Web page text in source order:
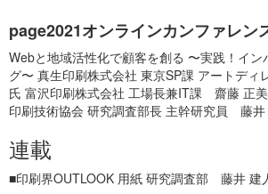
page2021オンラインカンファレン
Webと地域活性化で顧客を創る 〜実践！イン
グ〜 真生印刷株式会社 東京SP課 アートデ
氏 富沢印刷株式会社 工場長兼IT課 齋藤 正
印刷技術協会 研究調査部長 主幹研究員 藤井
連載
■印刷界OUTLOOK 用紙 研究調査部 藤井 建